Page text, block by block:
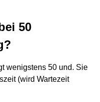
50
wenigstens 50 und. Sie
(wird Wartezeit